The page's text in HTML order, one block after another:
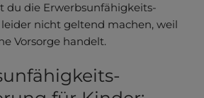
du die Erwerbs­unfähigkeits­
nicht geltend machen, weil
Vorsorge handelt.